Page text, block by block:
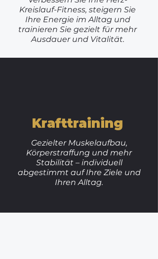
Kreislauf-Fitness, steigern Sie
Ihre Energie im Alltag und
trainieren Sie gezielt für mehr
Ausdauer und Vitalität.
Krafttraining
​Gezielter Muskelaufbau,
Körperstraffung und mehr
Stabilität – individuell
abgestimmt auf Ihre Ziele und
Ihren Alltag.